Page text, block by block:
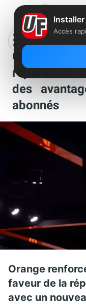
Orange
réparation
des
abonnés
Orange
faveur de la
avec un
Accès